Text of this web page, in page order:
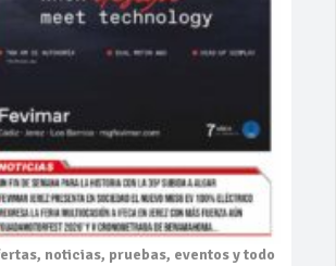
noticias, pruebas, eventosy todo